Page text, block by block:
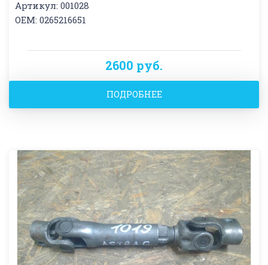
Артикул: 001028
OEM: 0265216651
2600 руб.
ПОДРОБНЕЕ